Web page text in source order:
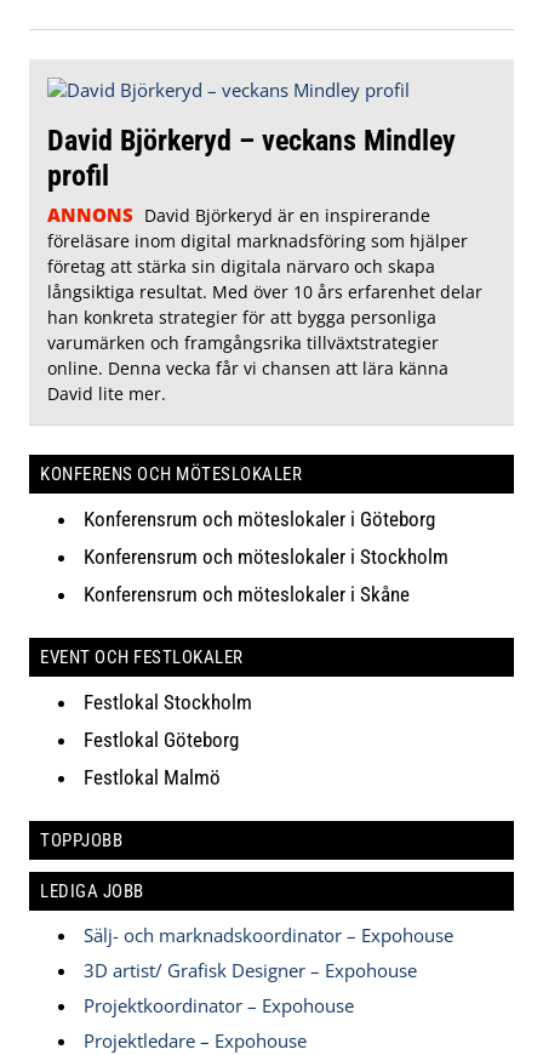
David Björkeryd – veckans Mindley
profil
ANNONS David Björkeryd är en inspirerande
föreläsare inom digital marknadsföring som hjälper
företag att stärka sin digitala närvaro och skapa
långsiktiga resultat. Med över 10 års erfarenhet delar
han konkreta strategier för att bygga personliga
varumärken och framgångsrika tillväxtstrategier
online. Denna vecka får vi chansen att lära känna
David lite mer.
KONFERENS OCH MÖTESLOKALER
Konferensrum och möteslokaler i Göteborg
Konferensrum och möteslokaler i Stockholm
Konferensrum och möteslokaler i Skåne
EVENT OCH FESTLOKALER
Festlokal Stockholm
Festlokal Göteborg
Festlokal Malmö
TOPPJOBB
LEDIGA JOBB
Sälj- och marknadskoordinator – Expohouse
3D artist/ Grafisk Designer – Expohouse
Projektkoordinator – Expohouse
Projektledare – Expohouse